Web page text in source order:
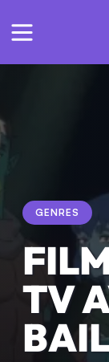
GENRES
TV